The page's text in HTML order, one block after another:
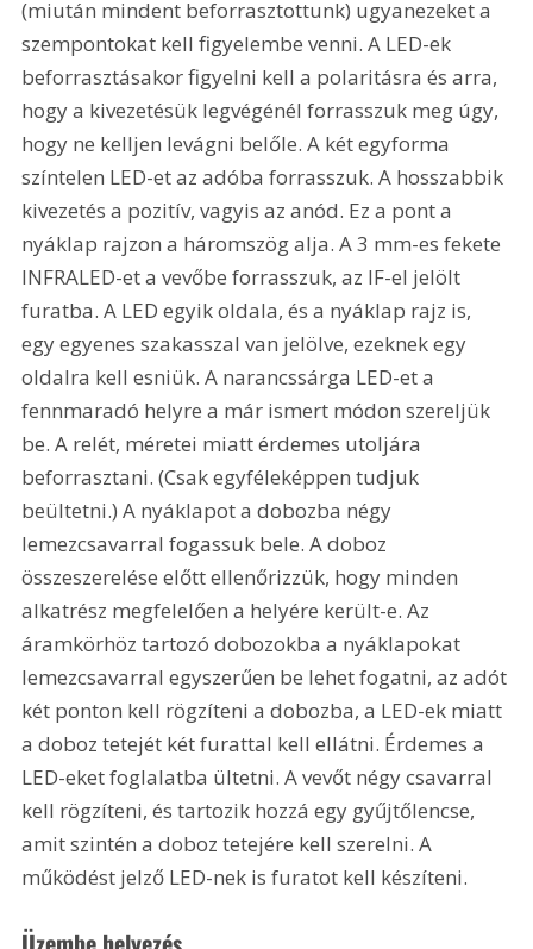
(miután mindent beforrasztottunk) ugyanezeket a
szempontokat kell figyelembe venni. A LED-ek
beforrasztásakor figyelni kell a polaritásra és arra,
hogy a kivezetésük legvégénél forrasszuk meg úgy,
hogy ne kelljen levágni belőle. A két egyforma
színtelen LED-et az adóba forrasszuk. A hosszabbik
kivezetés a pozitív, vagyis az anód. Ez a pont a
nyáklap rajzon a háromszög alja. A 3 mm-es fekete
INFRALED-et a vevőbe forrasszuk, az IF-el jelölt
furatba. A LED egyik oldala, és a nyáklap rajz is,
egy egyenes szakasszal van jelölve, ezeknek egy
oldalra kell esniük. A narancssárga LED-et a
fennmaradó helyre a már ismert módon szereljük
be. A relét, méretei miatt érdemes utoljára
beforrasztani. (Csak egyféleképpen tudjuk
beültetni.) A nyáklapot a dobozba négy
lemezcsavarral fogassuk bele. A doboz
összeszerelése előtt ellenőrizzük, hogy minden
alkatrész megfelelően a helyére került-e. Az
áramkörhöz tartozó dobozokba a nyáklapokat
lemezcsavarral egyszerűen be lehet fogatni, az adót
két ponton kell rögzíteni a dobozba, a LED-ek miatt
a doboz tetejét két furattal kell ellátni. Érdemes a
LED-eket foglalatba ültetni. A vevőt négy csavarral
kell rögzíteni, és tartozik hozzá egy gyűjtőlencse,
amit szintén a doboz tetejére kell szerelni. A
működést jelző LED-nek is furatot kell készíteni.